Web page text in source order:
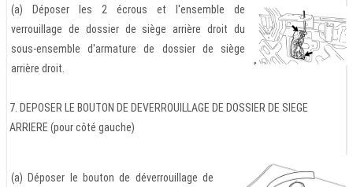
(a) Déposer les 2 écrous et l'ensemble de
verrouillage de dossier de siège arrière droit du
sous-ensemble d'armature de dossier de siège
arrière droit.
7. DEPOSER LE BOUTON DE DEVERROUILLAGE DE DOSSIER DE SIEGE
ARRIERE (pour côté gauche)
(a) Déposer le bouton de déverrouillage de